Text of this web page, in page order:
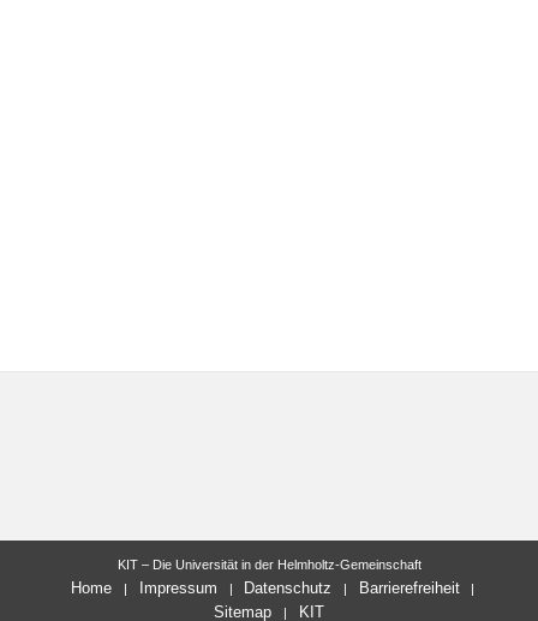
KIT – Die Universität in der Helmholtz-Gemeinschaft
Home Impressum Datenschutz
Barrierefreiheit
Sitemap
KIT